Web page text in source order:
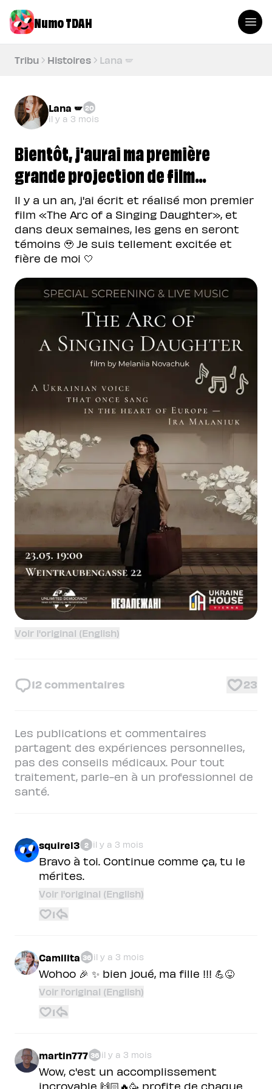
Numo TDAH
Tribu Histoires Lana 🪽
Lana 🪽 20
il y a 3 mois
Bientôt, j'aurai ma première
grande projection de film…
Il y a un an, j'ai écrit et réalisé mon premier
film «The Arc of a Singing Daughter», et
dans deux semaines, les gens en seront
témoins 🥹 Je suis tellement excitée et
fière de moi 🤍
Voir l'original (English)
12 commentaires 23
Les publications et commentaires
partagent des expériences personnelles,
pas des conseils médicaux. Pour tout
traitement, parle-en à un professionnel de
santé.
squirel3 2 il y a 3 mois
Bravo à toi. Continue comme ça, tu le
mérites.
Voir l'original (English)
1
Camilita 36 il y a 3 mois
Wohoo 🎉 ✨ bien joué, ma fille !!! 💪😝
Voir l'original (English)
1
martin777 36 il y a 3 mois
Wow, c'est un accomplissement
incroyable 🙌🏻🔥🥳 profite de chaque